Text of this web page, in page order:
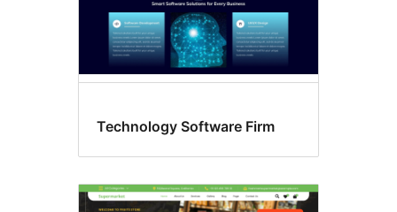
Technology Software Firm